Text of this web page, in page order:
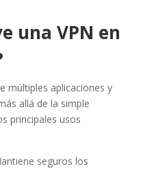
una VPN en
múltiples aplicaciones y
allá de la simple
principales usos
seguros los